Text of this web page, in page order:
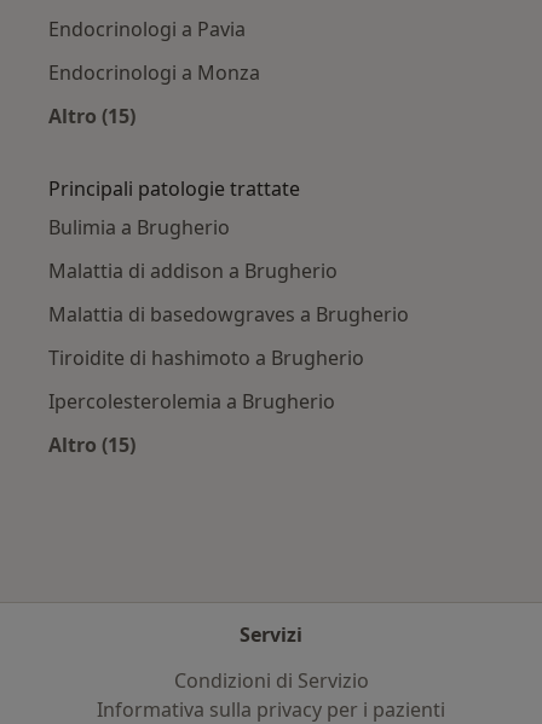
Endocrinologi a Pavia
Endocrinologi a Monza
Altro (15)
Principali patologie trattate
Bulimia a Brugherio
Malattia di addison a Brugherio
Malattia di basedowgraves a Brugherio
Tiroidite di hashimoto a Brugherio
Ipercolesterolemia a Brugherio
Altro (15)
Servizi
Condizioni di Servizio
Informativa sulla privacy per i pazienti